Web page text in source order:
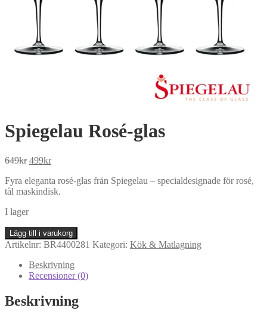
Spiegelau Rosé-glas
649kr Det
priset
var:
499krDet
priset
är:
Fyra eleganta rosé-glas från Spiegelau – specialdesignade för rosé,
tål maskindisk.
I lager
Spiegelau
Rosé-
mängd
Lägg till i varukorg
Artikelnr: BR4400281 Kategori: Kök & Matlagning
Beskrivning
Recensioner (0)
Beskrivning